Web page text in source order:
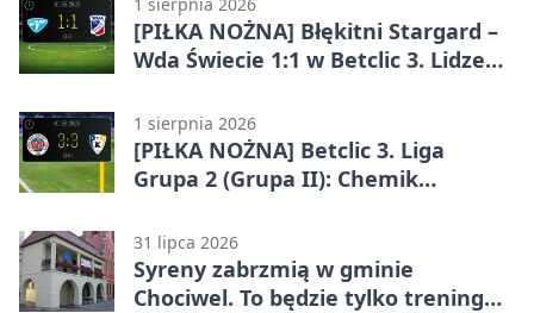
[PIŁKA NOŻNA] Błękitni Stargard –
Wda Świecie 1:1 w Betclic 3. Lidze
1 sierpnia 2026
[PIŁKA NOŻNA] Betclic 3. Liga
Grupa 2 (Grupa II): Chemik
Stargard 3:3
31 lipca 2026
Syreny zabrzmią w gminie
Chociwel. To będzie tylko trening